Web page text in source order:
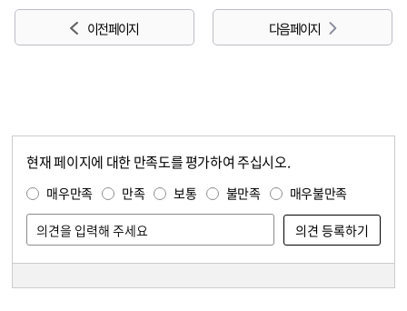
이전 페이지 다음 페이지
현재 페이지에 대한 만족도를 평가하여 주십시오.
매우만족 만족 보통 불만족 매우불만족